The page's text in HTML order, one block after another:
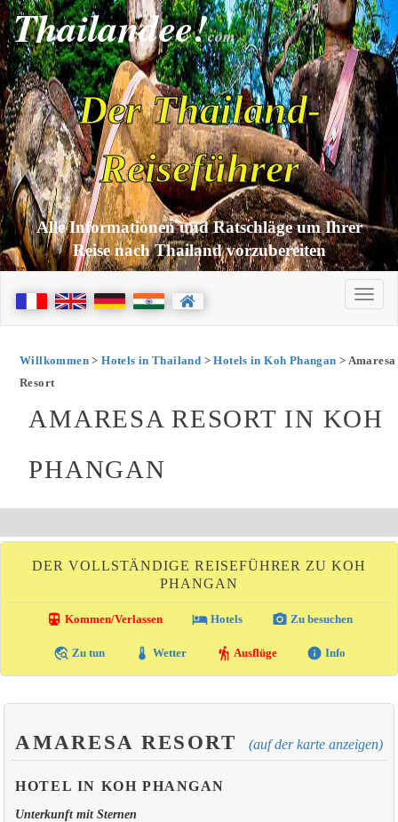
Thailandee!com
Der Thailand-
Reiseführer
Alle Informationen und Ratschläge um Ihrer
Reise nach Thailand vorzubereiten
Willkommen>Hotels in Thailand >Hotels in Koh Phangan > Amaresa
Resort
AMARESA RESORT IN KOH
PHANGAN
DER VOLLSTÄNDIGE REISEFÜHRER ZU KOH
PHANGAN
directions_transit Kommen/Verlassen local_hotelHotels photo_camera Zu besuchen
travel_explore Zu tun thermostat Wetter hiking Ausflüge info Info
AMARESA RESORT (auf der karte anzeigen)
HOTEL IN KOH PHANGAN
Unterkunft mit Sternen